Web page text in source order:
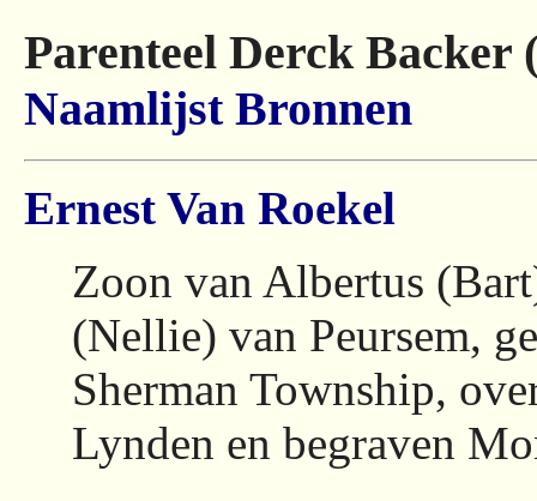
Parenteel Derck Backer
Naamlijst Bronnen
Ernest Van Roekel
Zoon van Albertus
(Nellie) van Peursem,
Sherman Township,
Lynden en begraven